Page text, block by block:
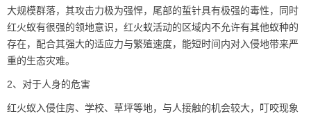
大规模群落，其攻击力极为强悍，尾部的蜇针具有极强的毒性，同时
红火蚁有很强的领地意识，红火蚁活动的区域内不允许有其他蚁种的
存在，配合其强大的适应力与繁殖速度，能短时间内对入侵地带来严
重的生态灾难。
2、对于人身的危害
红火蚁入侵住房、学校、草坪等地，与人接触的机会较大，叮咬现象